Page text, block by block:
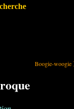
Boogie-woogie
Boogie-woogie